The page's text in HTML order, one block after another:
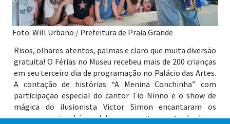
Foto: Will Urbano / Prefeitura de Praia Grande
Risos, olhares atentos, palmas e claro que muita diversão
gratuita! O Férias no Museu recebeu mais de 200 crianças
em seu terceiro dia de programação no Palácio das Artes.
A contação de histórias “A Menina Conchinha” com
participação especial do cantor Tio Ninno e o show de
mágica do ilusionista Victor Simon encantaram os
pequenos e também adultos presentes na tarde dessa